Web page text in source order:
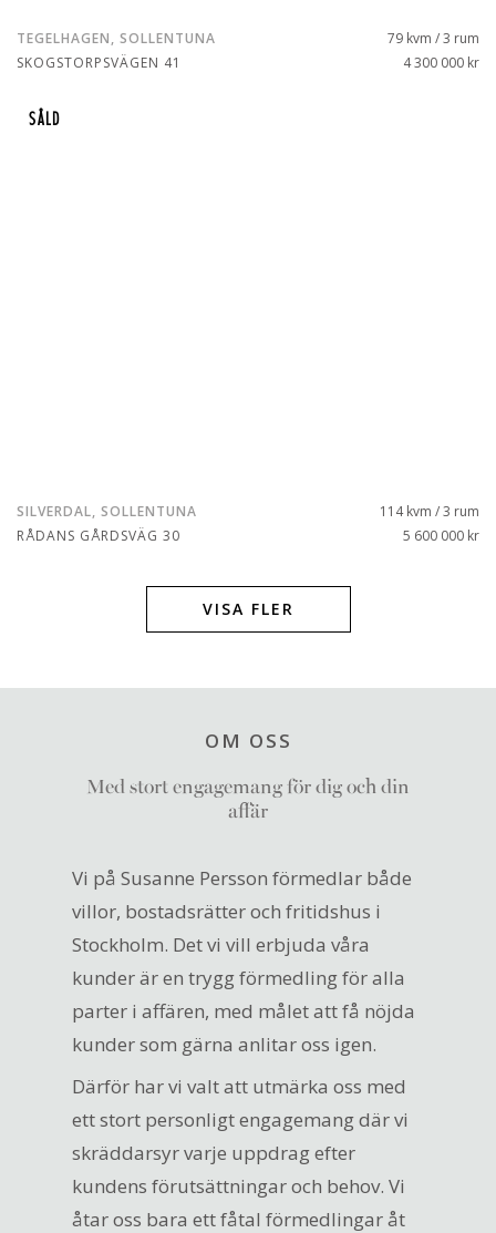
TEGELHAGEN, SOLLENTUNA
SKOGSTORPSVÄGEN 41
79 kvm / 3 rum
4 300 000 kr
SÅLD
SILVERDAL, SOLLENTUNA
RÅDANS GÅRDSVÄG 30
114 kvm / 3 rum
5 600 000 kr
VISA FLER
OM OSS
Med stort engagemang för dig och din
affär
Vi på Susanne Persson förmedlar både
villor, bostadsrätter och fritidshus i
Stockholm. Det vi vill erbjuda våra
kunder är en trygg förmedling för alla
parter i affären, med målet att få nöjda
kunder som gärna anlitar oss igen.
Därför har vi valt att utmärka oss med
ett stort personligt engagemang där vi
skräddarsyr varje uppdrag efter
kundens förutsättningar och behov. Vi
åtar oss bara ett fåtal förmedlingar åt